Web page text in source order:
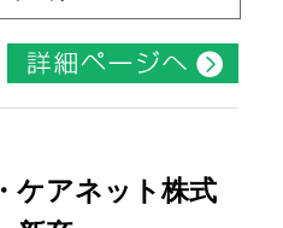
ケアネット株式